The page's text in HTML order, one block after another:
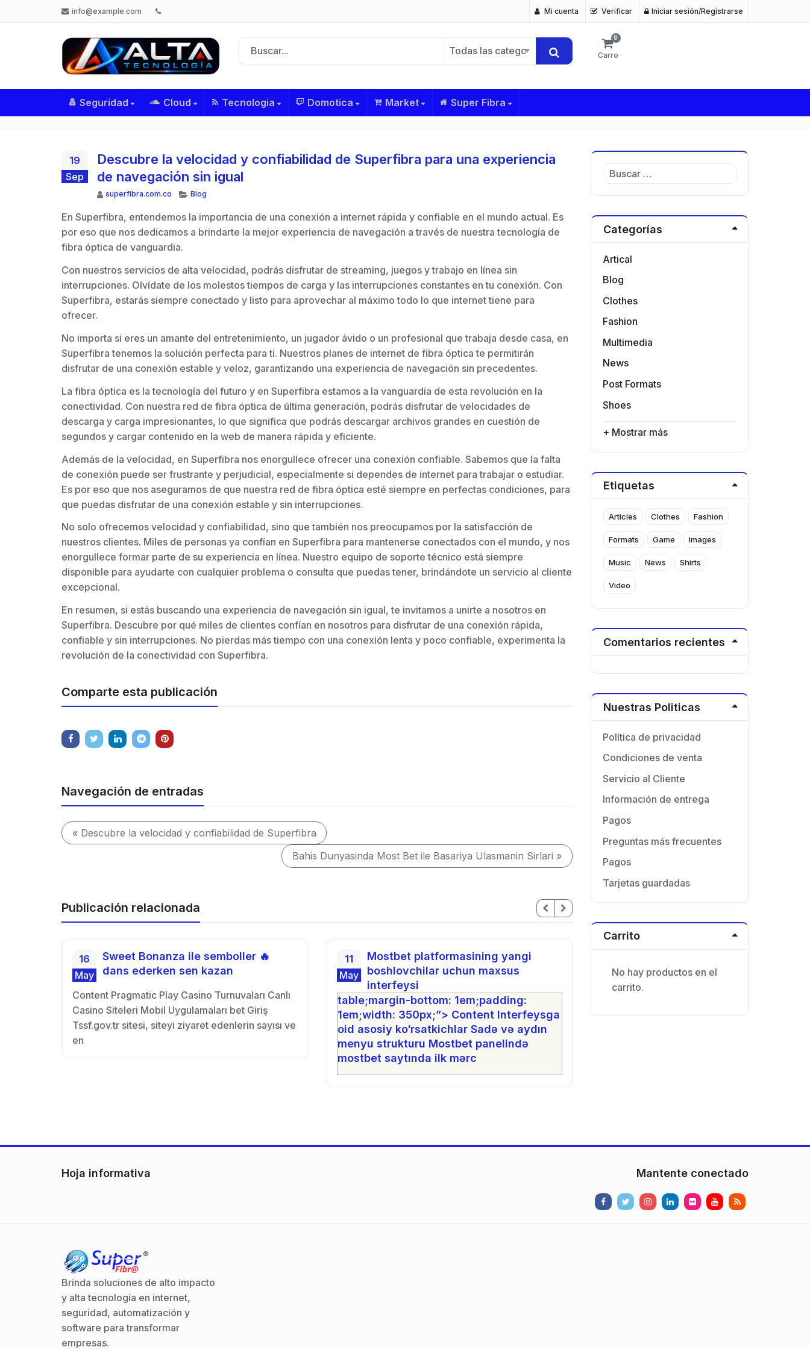
info@example.com Mi cuenta Verificar Iniciar sesión/Registrarse
Todas las categorías
0
Carro
Seguridad Cloud Tecnologia Domotica Market Super Fibra
19
Sep
Descubre la velocidad y confiabilidad de Superfibra para una experiencia
de navegación sin igual
Autor
superfibra.com.co Categorías
Blog
En Superfibra, entendemos la importancia de una conexión a internet rápida y confiable en el mundo actual. Es
por eso que nos dedicamos a brindarte la mejor experiencia de navegación a través de nuestra tecnología de
fibra óptica de vanguardia.
Con nuestros servicios de alta velocidad, podrás disfrutar de streaming, juegos y trabajo en línea sin
interrupciones. Olvídate de los molestos tiempos de carga y las interrupciones constantes en tu conexión. Con
Superfibra, estarás siempre conectado y listo para aprovechar al máximo todo lo que internet tiene para
ofrecer.
No importa si eres un amante del entretenimiento, un jugador ávido o un profesional que trabaja desde casa, en
Superfibra tenemos la solución perfecta para ti. Nuestros planes de internet de fibra óptica te permitirán
disfrutar de una conexión estable y veloz, garantizando una experiencia de navegación sin precedentes.
La fibra óptica es la tecnología del futuro y en Superfibra estamos a la vanguardia de esta revolución en la
conectividad. Con nuestra red de fibra óptica de última generación, podrás disfrutar de velocidades de
descarga y carga impresionantes, lo que significa que podrás descargar archivos grandes en cuestión de
segundos y cargar contenido en la web de manera rápida y eficiente.
Además de la velocidad, en Superfibra nos enorgullece ofrecer una conexión confiable. Sabemos que la falta
de conexión puede ser frustrante y perjudicial, especialmente si dependes de internet para trabajar o estudiar.
Es por eso que nos aseguramos de que nuestra red de fibra óptica esté siempre en perfectas condiciones, para
que puedas disfrutar de una conexión estable y sin interrupciones.
No solo ofrecemos velocidad y confiabilidad, sino que también nos preocupamos por la satisfacción de
nuestros clientes. Miles de personas ya confían en Superfibra para mantenerse conectados con el mundo, y nos
enorgullece formar parte de su experiencia en línea. Nuestro equipo de soporte técnico está siempre
disponible para ayudarte con cualquier problema o consulta que puedas tener, brindándote un servicio al cliente
excepcional.
En resumen, si estás buscando una experiencia de navegación sin igual, te invitamos a unirte a nosotros en
Superfibra. Descubre por qué miles de clientes confían en nosotros para disfrutar de una conexión rápida,
confiable y sin interrupciones. No pierdas más tiempo con una conexión lenta y poco confiable, experimenta la
revolución de la conectividad con Superfibra.
Comparte esta publicación
Navegación de entradas
« Descubre la velocidad y confiabilidad de Superfibra
Bahis Dunyasinda Most Bet ile Basariya Ulasmanin Sirlari »
Publicación relacionada
16
May
Sweet Bonanza ile semboller 🔥
dans ederken sen kazan
Content Pragmatic Play Casino Turnuvaları Canlı
Casino Siteleri Mobil Uygulamaları bet Giriş
Tssf.gov.tr sitesi, siteyi ziyaret edenlerin sayısı ve
en
11
May
Mostbet platformasining yangi
boshlovchilar uchun maxsus
interfeysi
table;margin-bottom: 1em;padding:
1em;width: 350px;”> Content Interfeysga
oid asosiy ko‘rsatkichlar Sadə və aydın
menyu strukturu Mostbet panelində
mostbet saytında ilk mərc
Buscar:
Categorías
Artical
Blog
Clothes
Fashion
Multimedia
News
Post Formats
Shoes
+ Mostrar más
Etiquetas
Articles Clothes Fashion
Formats Game Images
Music News Shirts
Video
Comentarios recientes
Nuestras Politicas
Política de privacidad
Condiciones de venta
Servicio al Cliente
Información de entrega
Pagos
Preguntas más frecuentes
Pagos
Tarjetas guardadas
Carrito
No hay productos en el
carrito.
Hoja informativa Mantente conectado
Brinda soluciones de alto impacto
y alta tecnología en internet,
seguridad, automatización y
software para transformar
empresas.